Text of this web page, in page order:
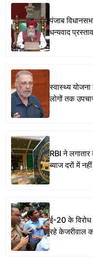
पंजाब
धन्यवाद
स्वास्थ्य
लोगों तक
RBI ने लगातार
ब्याज दरों में
ई-20 के
रहे केजरीवाल